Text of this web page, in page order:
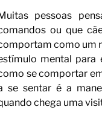
pessoas
ou que
como um
mental para
se comportar
se sentar é a
chega uma